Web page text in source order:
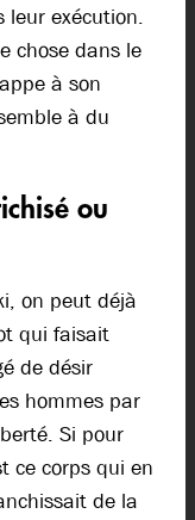
leur exécution.
chose dans le
à son
à du
ou
on peut déjà
qui faisait
de désir
hommes par
Si pour
ce corps qui en
de la